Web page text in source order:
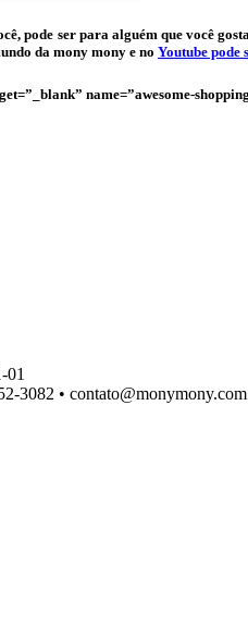
pode ser para alguém que
da mony mony e no Youtube pode
name=”awesome-
01
3082 •